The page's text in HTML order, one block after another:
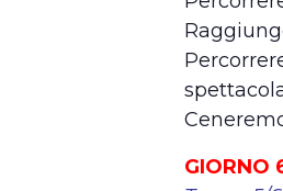
GIORNO